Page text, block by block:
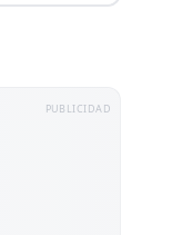
PUBLICIDAD